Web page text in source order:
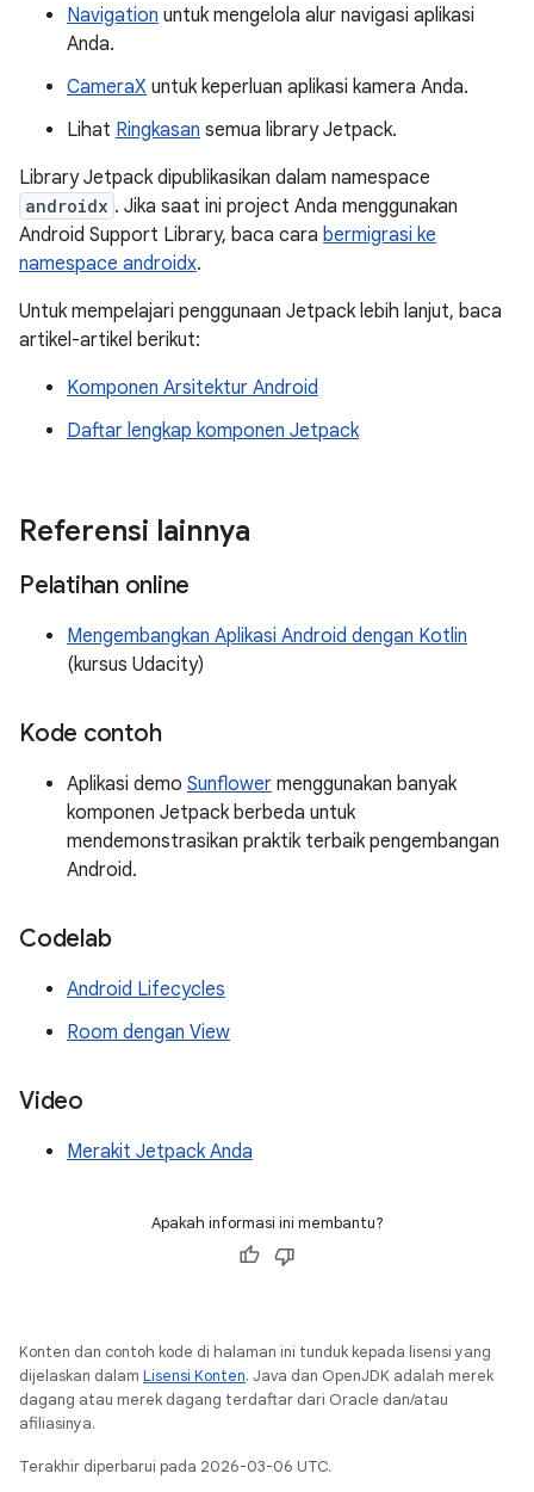
Navigation untuk mengelola alur navigasi aplikasi
Anda.
CameraX untuk keperluan aplikasi kamera Anda.
Lihat Ringkasan semua library Jetpack.
Library Jetpack dipublikasikan dalam namespace
androidx . Jika saat ini project Anda menggunakan
Android Support Library, baca cara bermigrasi ke
namespace androidx.
Untuk mempelajari penggunaan Jetpack lebih lanjut, baca
artikel-artikel berikut:
Komponen Arsitektur Android
Daftar lengkap komponen Jetpack
Referensi lainnya
Pelatihan online
Mengembangkan Aplikasi Android dengan Kotlin
(kursus Udacity)
Kode contoh
Aplikasi demo Sunflower menggunakan banyak
komponen Jetpack berbeda untuk
mendemonstrasikan praktik terbaik pengembangan
Android.
Codelab
Android Lifecycles
Room dengan View
Video
Merakit Jetpack Anda
Apakah informasi ini membantu?
Konten dan contoh kode di halaman ini tunduk kepada lisensi yang
dijelaskan dalam Lisensi Konten. Java dan OpenJDK adalah merek
dagang atau merek dagang terdaftar dari Oracle dan/atau
afiliasinya.
Terakhir diperbarui pada 2026-03-06 UTC.